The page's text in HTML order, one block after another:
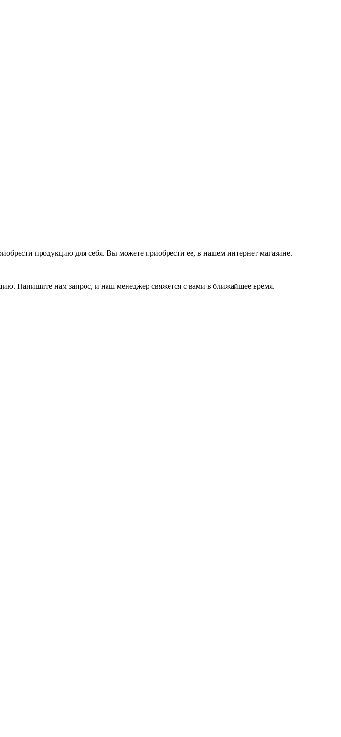
продукцию для себя. Вы можете приобрести ее, в нашем интернет магазине.
Напишите нам запрос, и наш менеджер свяжется с вами в ближайшее время.